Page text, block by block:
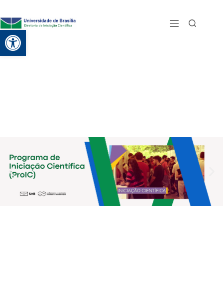
Abrir a barra de ferramentas